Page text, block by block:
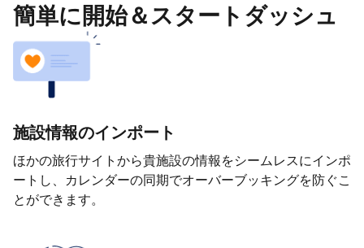
簡単に開始＆スタートダッシュ
施設情報のインポート
ほかの旅行サイトから貴施設の情報をシームレスにインポ
ートし、カレンダーの同期でオーバーブッキングを防ぐこ
とができます。